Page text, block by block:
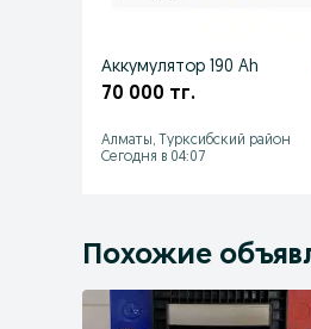
Аккумулятор 190 Ah
70 000 тг.
Алматы, Турксибский район
Сегодня в 04:07
Похожие